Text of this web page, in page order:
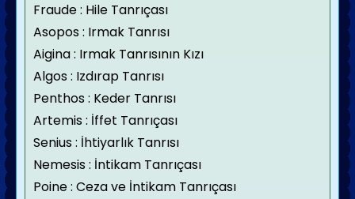
Fraude : Hile Tanrıçası
Asopos : Irmak Tanrısı
Aigina : Irmak Tanrısının Kızı
Algos : Izdırap Tanrısı
Penthos : Keder Tanrısı
Artemis : İffet Tanrıçası
Senius : İhtiyarlık Tanrısı
Nemesis : İntikam Tanrıçası
Poine : Ceza ve İntikam Tanrıçası